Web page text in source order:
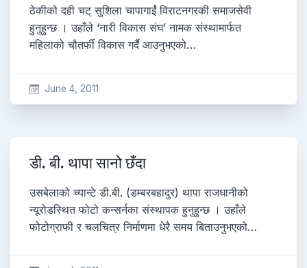
ठेकीको दही चट् सुशिला चापागाईं विराटनगरकी समाजसेवी
हुनुहुन्छ । उहाँले ‘नारी विकास संघ’ नामक संस्थामार्फत
महिलाको चौतर्फी विकास गर्दै आउनुभएको…
June 4, 2011
डी. बी. थापा सानो छँदा
उसबेलाको च्यान्टे डी.बी. (डम्बरबहादुर) थापा राजधानीको
न्यूरोडस्थित फोटो कन्सर्नका संस्थापक हुनुहुन्छ । उहाँले
फोटोग्राफी र चलचित्र निर्माणमा धेरै समय बिताउनुभएको…